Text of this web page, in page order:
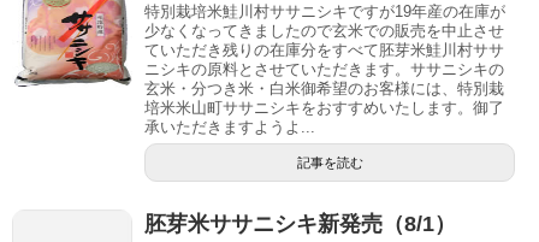
特別栽培米鮭川村ササニシキですが19年産の在庫が
少なくなってきましたので玄米での販売を中止させ
ていただき残りの在庫分をすべて胚芽米鮭川村ササ
ニシキの原料とさせていただきます。ササニシキの
玄米・分つき米・白米御希望のお客様には、特別栽
培米米山町ササニシキをおすすめいたします。御了
承いただきますようよ...
記事を読む
胚芽米ササニシキ新発売（8/1）